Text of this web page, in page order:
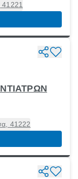
41221
41222